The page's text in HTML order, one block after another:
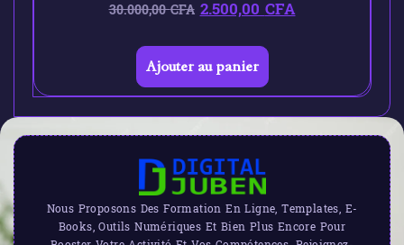
30.000,00CFA 2.500,00CFA
Ajouter au panier
Nous Proposons Des Formation En Ligne, Templates, E-
Books, Outils Numériques Et Bien Plus Encore Pour